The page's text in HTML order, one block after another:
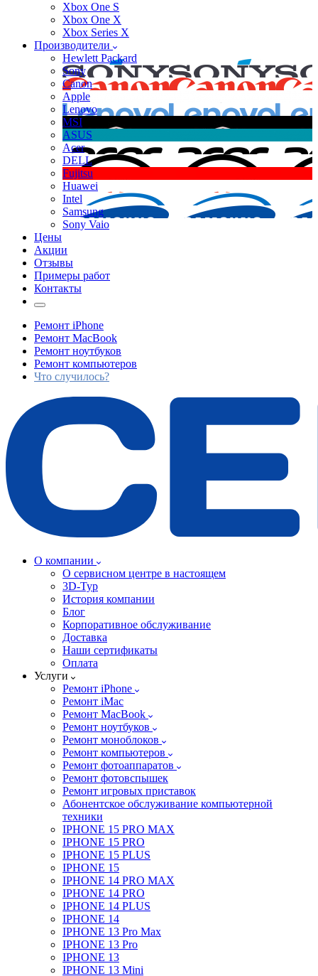
Xbox One S
Xbox One X
Xbox Series X
Производители
Hewlett Packard
Sony
Canon
Apple
Lenovo
MSI
ASUS
Acer
DELL
Fujitsu
Huawei
Intel
Samsung
Sony Vaio
Цены
Акции
Отзывы
Примеры работ
Контакты
Ремонт iPhone
Ремонт MacBook
Ремонт ноутбуков
Ремонт компьютеров
Что случилось?
О компании
О сервисном центре в настоящем
3D-Тур
История компании
Блог
Корпоративное обслуживание
Доставка
Наши сертификаты
Оплата
Услуги
Ремонт iPhone
Ремонт iMac
Ремонт MacBook
Ремонт ноутбуков
Ремонт моноблоков
Ремонт компьютеров
Ремонт фотоаппаратов
Ремонт фотовспышек
Ремонт игровых приставок
Абонентское обслуживание компьютерной
техники
IPHONE 15 PRO MAX
IPHONE 15 PRO
IPHONE 15 PLUS
IPHONE 15
IPHONE 14 PRO MAX
IPHONE 14 PRO
IPHONE 14 PLUS
IPHONE 14
IPHONE 13 Pro Max
IPHONE 13 Pro
IPHONE 13
IPHONE 13 Mini